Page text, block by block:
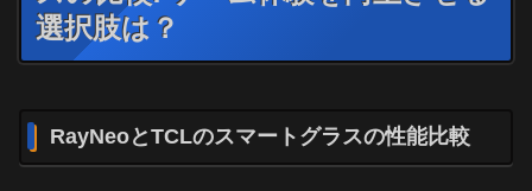
選択肢は？
RayNeoとTCLのスマートグラスの性能比較